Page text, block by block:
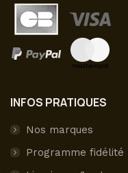
INFOS PRATIQUES
Nos marques
Programme fidélité